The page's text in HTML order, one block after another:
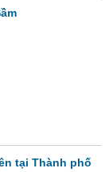
tại Thành phố